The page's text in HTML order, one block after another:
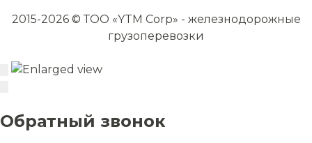
2015-2026 © ТОО «YTM Corp» - железнодорожные
грузоперевозки
Обратный звонок